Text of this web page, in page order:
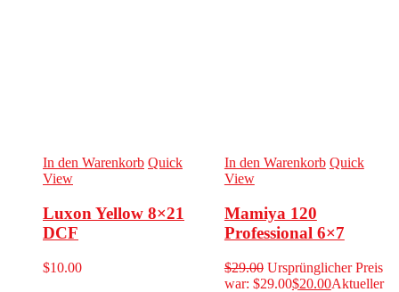
In den Warenkorb Quick
View
Luxon Yellow 8×21
DCF
$10.00
In den Warenkorb Quick
View
Mamiya 120
Professional 6×7
$29.00 Ursprünglicher Preis
war: $29.00$20.00Aktueller